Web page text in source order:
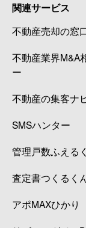
関連サービス
不動産売却の窓
不動産業界M&A
ー
不動産の集客ナ
SMSハンター
管理戸数ふえる
査定書つくるく
アポMAXひかり